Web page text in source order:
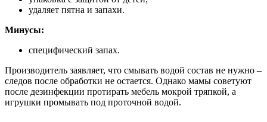
удаляет пятна и запахи.
Минусы:
специфический запах.
Производитель заявляет, что смывать водой состав не нужно –
следов после обработки не остается. Однако мамы советуют
после дезинфекции протирать мебель мокрой тряпкой, а
игрушки промывать под проточной водой.